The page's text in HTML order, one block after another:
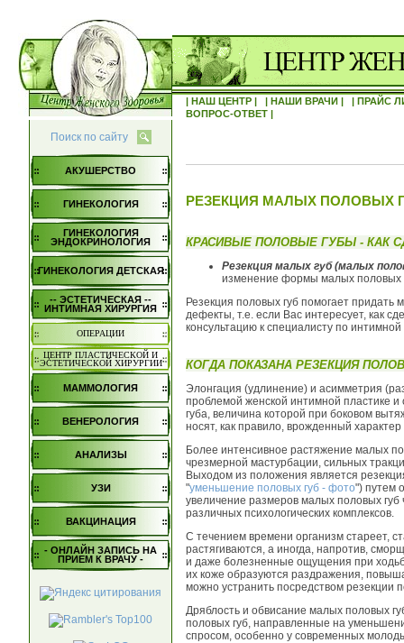
| НАШ ЦЕНТР | | НАШИ ВРАЧИ |
| ПРАЙС
ВОПРОС-ОТВЕТ |
Поиск по сайту
АКУШЕРСТВО
ГИНЕКОЛОГИЯ
ГИНЕКОЛОГИЯ
ЭНДОКРИНОЛОГИЯ
ГИНЕКОЛОГИЯ ДЕТСКАЯ
-- ЭСТЕТИЧЕСКАЯ --
ИНТИМНАЯ ХИРУРГИЯ
ОПЕРАЦИИ
ЦЕНТР ПЛАСТИЧЕСКОЙ И
ЭСТЕТИЧЕСКОЙ ХИРУРГИИ
МАММОЛОГИЯ
ВЕНЕРОЛОГИЯ
АНАЛИЗЫ
УЗИ
ВАКЦИНАЦИЯ
- ОНЛАЙН ЗАПИСЬ НА
ПРИЕМ К ВРАЧУ -
РЕЗЕКЦИЯ МАЛЫХ ПОЛОВЫХ
КРАСИВЫЕ ПОЛОВЫЕ ГУБЫ - КАК
Резекция малых губ (малых
изменение формы малых половых
Резекция половых губ помогает
дефекты, т.е. если Вас интересует, как
консультацию к специалисту по интимной
КОГДА ПОКАЗАНА РЕЗЕКЦИЯ
Элонгация (удлинение) и асимметрия
проблемой женской интимной пластике
губа, величина которой при боковом
носят, как правило, врожденный
Более интенсивное растяжение малых
чрезмерной мастурбации, сильных
Выходом из положения является
"уменьшение половых губ - фото") путем
увеличение размеров малых половых
различных психологических комплексов.
С течением времени организм стареет,
растягиваются, а иногда, напротив,
и даже болезненные ощущения при
их коже образуются раздражения,
можно устранить посредством резекции
Дряблость и обвисание малых половых
половых губ, направленные на
спросом, особенно у современных